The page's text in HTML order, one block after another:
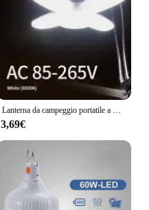
Lanterna da campeggio portatile a LED solare ricaricabile Power Bank di emergenza esterna pieghevole 6 modalità luce lampada da escursionismo da campeggio con gancio
3,69€